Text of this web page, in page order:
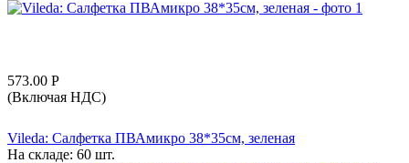
573.00 Р
(Включая НДС)
Vileda: Салфетка ПВАмикро 38*35см, зеленая
На складе: 60 шт.